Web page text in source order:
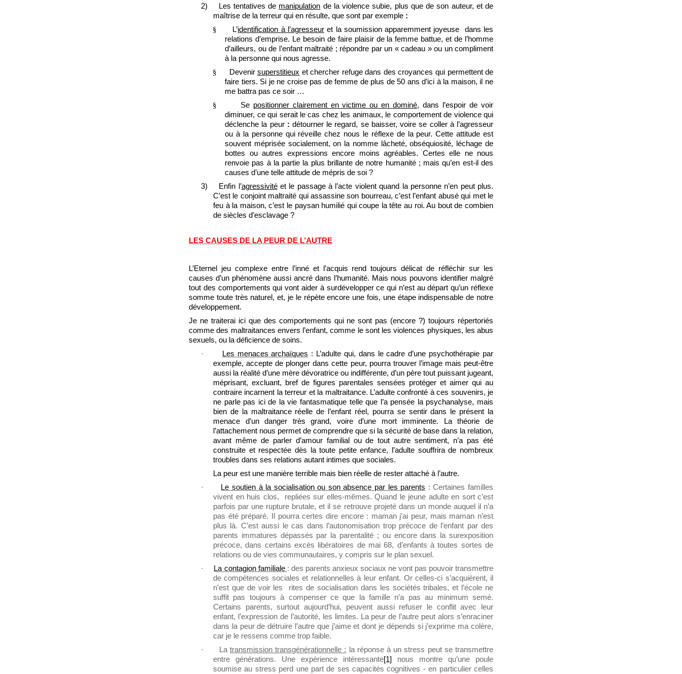
2)
Les tentatives de manipulation de la violence subie, plus que de son auteur, et de
maîtrise de la terreur qui en résulte, que sont par exemple :
§
L’identification à l’agresseur et la soumission apparemment joyeuse
dans les
relations d’emprise. Le besoin de faire plaisir de la femme battue, et de l’homme
d’ailleurs, ou de l’enfant maltraité ; répondre par un « cadeau » ou un compliment
à la personne qui nous agresse.
§
Devenirsuperstitieux et chercher refuge dans des croyances qui permettent de
faire tiers. Si je ne croise pas de femme de plus de 50 ans d’ici à la maison, il ne
me battra pas ce soir …
§
Se positionner clairement en victime ou en dominé, dans l’espoir de voir
diminuer, ce qui serait le cas chez les animaux, le comportement de violence qui
déclenche la peur: détourner le regard, se baisser, voire se coller à l’agresseur
ou à la personne qui réveille chez nous le réflexe de la peur. Cette attitude est
souvent méprisée socialement, on la nomme lâcheté, obséquiosité, léchage de
bottes ou autres expressions encore moins agréables. Certes elle ne nous
renvoie pas à la partie la plus brillante de notre humanité ; mais qu’en est-il des
causes d’une telle attitude de mépris de soi ?
3)
Enfin l’agressivitéet le passage à l’acte violent quand la personne n’en peut plus.
C’est le conjoint maltraité qui assassine son bourreau, c’est l’enfant abusé qui met le
feu à la maison, c’est le paysan humilié qui coupe la tête au roi. Au bout de combien
de siècles d’esclavage ?
LES CAUSES DE LA PEUR DE L’AUTRE
L’Eternel jeu complexe entre l’inné et l’acquis rend toujours délicat de réfléchir sur les
causes d’un phénomène aussi ancré dans l’humanité. Mais nous pouvons identifier malgré
tout des comportements qui vont aider à surdévelopper ce qui n’est au départ qu’un réflexe
somme toute très naturel, et, je le répète encore une fois, une étape indispensable de notre
développement.
Je ne traiterai ici que des comportements qui ne sont pas (encore ?) toujours répertoriés
comme des maltraitances envers l’enfant, comme le sont les violences physiques, les abus
sexuels, ou la déficience de soins.
·
Les menaces archaïques : L’adulte qui, dans le cadre d’une psychothérapie par
exemple, accepte de plonger dans cette peur, pourra trouver l’image mais peut-être
aussi la réalité d’une mère dévoratrice ou indifférente, d’un père tout puissant jugeant,
méprisant, excluant, bref de figures parentales sensées protéger et aimer qui au
contraire incarnent la terreur et la maltraitance. L’adulte confronté à ces souvenirs, je
ne parle pas ici de la vie fantasmatique telle que l’a pensée la psychanalyse, mais
bien de la maltraitance réelle de l’enfant réel, pourra se sentir dans le présent la
menace d’un danger très grand, voire d’une mort imminente. La théorie de
l’attachement nous permet de comprendre que si la sécurité de base dans la relation,
avant même de parler d’amour familial ou de tout autre sentiment, n’a pas été
construite et respectée dès la toute petite enfance, l’adulte souffrira de nombreux
troubles dans ses relations autant intimes que sociales.
La peur est une manière terrible mais bien réelle de rester attaché à l’autre.
·
Le soutien à la socialisation ou son absence par les parents : Certaines familles
vivent en huis clos,
repliées sur elles-mêmes. Quand le jeune adulte en sort c’est
parfois par une rupture brutale, et il se retrouve projeté dans un monde auquel il n’a
pas été préparé. Il pourra certes dire encore : maman j’ai peur, mais maman n’est
plus là. C’est aussi le cas dans l’autonomisation trop précoce de l’enfant par des
parents immatures dépassés par la parentalité ; ou encore dans la surexposition
précoce, dans certains excès libératoires de mai 68, d’enfants à toutes sortes de
relations ou de vies communautaires, y compris sur le plan sexuel.
·
La contagion familiale : des parents anxieux sociaux ne vont pas pouvoir transmettre
de compétences sociales et relationnelles à leur enfant. Or celles-ci s’acquièrent, il
n’est que de voir les
rites de socialisation dans les sociétés tribales, et l’école ne
suffit pas toujours à compenser ce que la famille n’a pas au minimum semé.
Certains parents, surtout aujourd’hui, peuvent aussi refuser le conflit avec leur
enfant, l’expression de l’autorité, les limites. La peur de l’autre peut alors s’enraciner
dans la peur de détruire l’autre que j’aime et dont je dépends si j’exprime ma colère,
car je le ressens comme trop faible.
·
Latransmission transgénérationnelle : la réponse à un stress peut se transmettre
entre générations. Une expérience intéressante[1]
nous montre qu’une poule
soumise au stress perd une part de ses capacités cognitives - en particulier celles